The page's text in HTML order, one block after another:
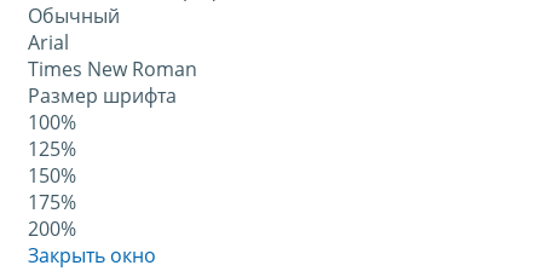
Обычный
Arial
Times New Roman
Размер шрифта
100%
125%
150%
175%
200%
Закрыть окно